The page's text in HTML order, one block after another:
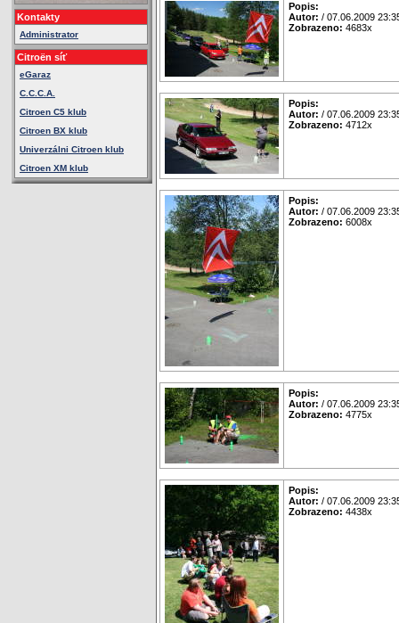
Kontakty
Administrator
Citroën síť
eGaraz
C.C.C.A.
Citroen C5 klub
Citroen BX klub
Univerzálni Citroen klub
Citroen XM klub
Popis:
Autor: / 07.06.2009
Zobrazeno: 4683x
Popis:
Autor: / 07.06.2009
Zobrazeno: 4712x
Popis:
Autor: / 07.06.2009
Zobrazeno: 6008x
Popis:
Autor: / 07.06.2009
Zobrazeno: 4775x
Popis:
Autor: / 07.06.2009
Zobrazeno: 4438x